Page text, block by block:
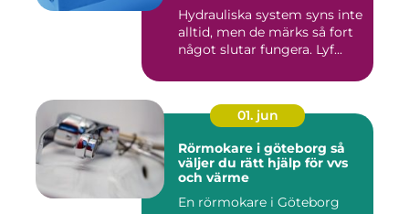
Hydrauliska system syns inte
alltid, men de märks så fort
något slutar fungera. Lyf...
01. jun
Rörmokare i göteborg så
väljer du rätt hjälp för vvs
och värme
En rörmokare i Göteborg